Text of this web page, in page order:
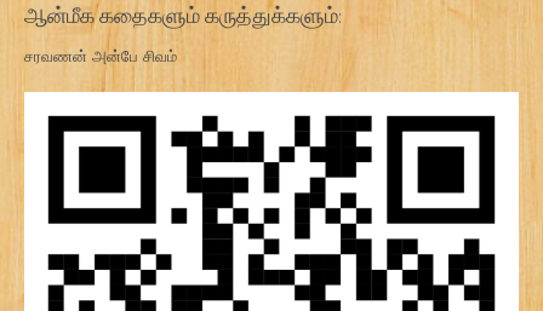
ஆன்மீக கதைகளும் கருத்துக்களும்:
சரவணன் அன்பே சிவம்